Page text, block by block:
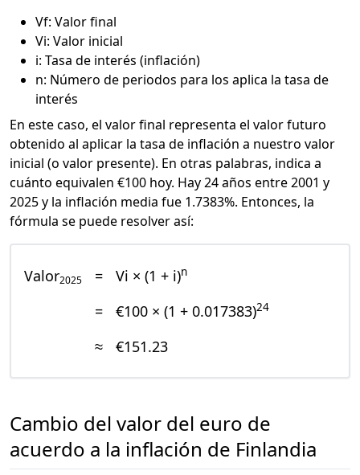
Vf: Valor final
Vi: Valor inicial
i: Tasa de interés (inflación)
n: Número de periodos para los aplica la tasa de
interés
En este caso, el valor final representa el valor futuro
obtenido al aplicar la tasa de inflación a nuestro valor
inicial (o valor presente). En otras palabras, indica a
cuánto equivalen €100 hoy. Hay 24 años entre 2001 y
2025 y la inflación media fue 1.7383%. Entonces, la
fórmula se puede resolver así:
Valor2025 = Vi × (1 + i)n
= €100 × (1 + 0.017383)24
≈ €151.23
Cambio del valor del euro de
acuerdo a la inflación de Finlandia